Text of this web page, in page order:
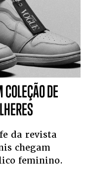
DE
da revista
chegam
feminino.